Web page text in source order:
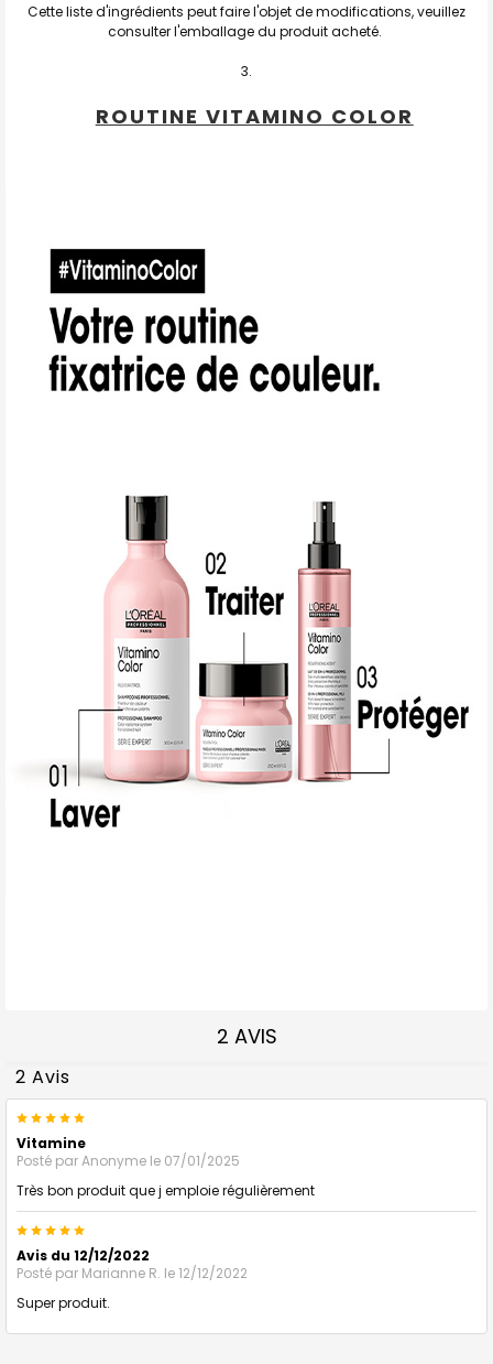
Cette liste d'ingrédients peut faire l'objet de modifications, veuillez
consulter l'emballage du produit acheté.
ROUTINE VITAMINO COLOR
2 AVIS
2 Avis
5
Vitamine
Posté parAnonyme le 07/01/2025
Très bon produit que j emploie régulièrement
5
Avis du 12/12/2022
Posté par Marianne R. le 12/12/2022
Super produit.